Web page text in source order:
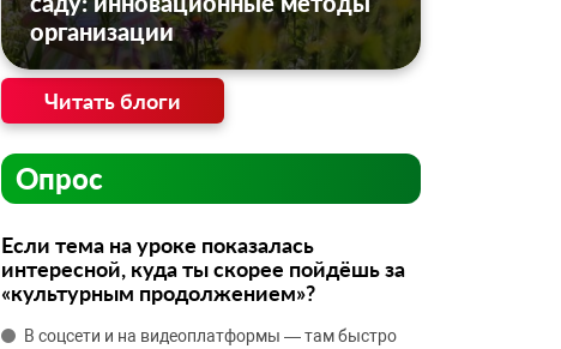
организации
Читать блоги
Опрос
Если тема на уроке показалась
интересной, куда ты скорее пойдёшь за
«культурным продолжением»?
В соцсети и на видеоплатформы — там быстро